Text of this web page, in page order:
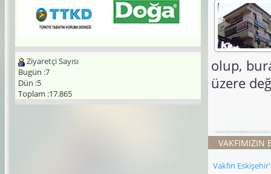
Ziyaretçi Sayısı
Bugün :7
Dün :5
Toplam :17.865
olup,
üzere
VAKFIMIZIN
Vakfın